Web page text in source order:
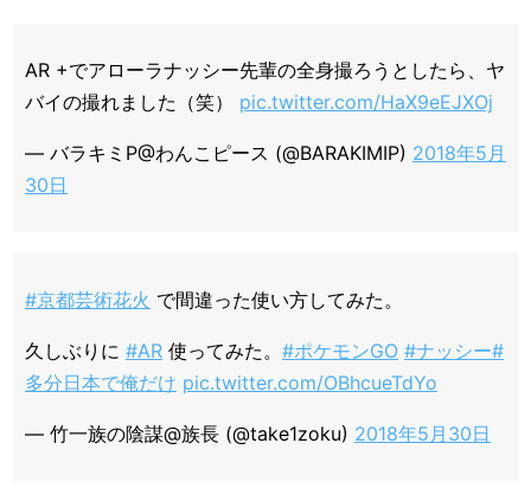
AR +でアローラナッシー先輩の全身撮ろうとしたら、ヤ
バイの撮れました（笑） pic.twitter.com/HaX9eEJXOj
— バラキミP@わんこピース (@BARAKIMIP) 2018年5月
30日
#京都芸術花火 で間違った使い方してみた。
久しぶりに #AR 使ってみた。 #ポケモンGO #ナッシー#
多分日本で俺だけ pic.twitter.com/OBhcueTdYo
— 竹一族の陰謀@族長 (@take1zoku) 2018年5月30日